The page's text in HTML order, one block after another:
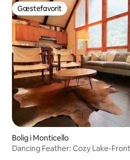
Gæstefavorit
Gæstefavorit
Bolig i Monticello
Dancing Feather: Cozy Lake-